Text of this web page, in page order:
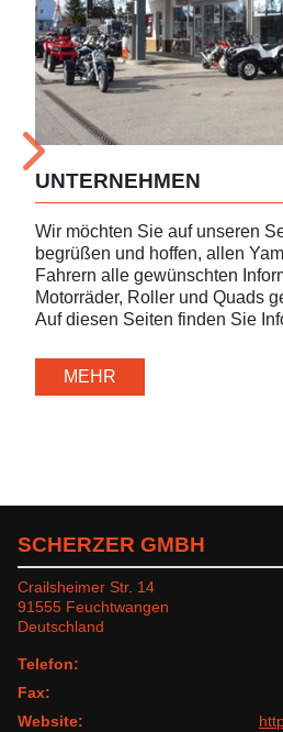
UNTERNEHMEN
Wir möchten Sie auf unseren
begrüßen und hoffen, allen
Fahrern alle gewünschten
Motorräder, Roller und Quads
Auf diesen Seiten finden Sie
MEHR
SCHERZER GMBH
Crailsheimer Str. 14
91555 Feuchtwangen
Deutschland
Telefon:
Fax:
Website: